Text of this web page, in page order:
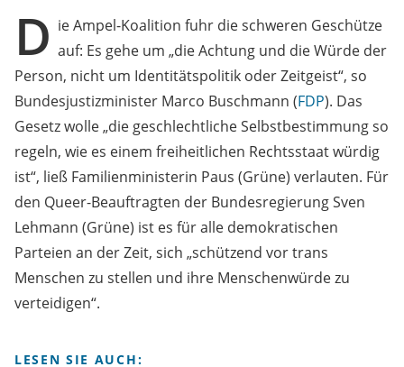
D ie Ampel-Koalition fuhr die schweren Geschütze
auf: Es gehe um „die Achtung und die Würde der
Person, nicht um Identitätspolitik oder Zeitgeist“, so
Bundesjustizminister Marco Buschmann (FDP). Das
Gesetz wolle „die geschlechtliche Selbstbestimmung so
regeln, wie es einem freiheitlichen Rechtsstaat würdig
ist“, ließ Familienministerin Paus (Grüne) verlauten. Für
den Queer-Beauftragten der Bundesregierung Sven
Lehmann (Grüne) ist es für alle demokratischen
Parteien an der Zeit, sich „schützend vor trans
Menschen zu stellen und ihre Menschenwürde zu
verteidigen“.
LESEN SIE AUCH: